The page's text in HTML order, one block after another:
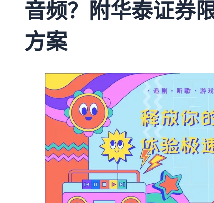
音频？附华泰证券
方案